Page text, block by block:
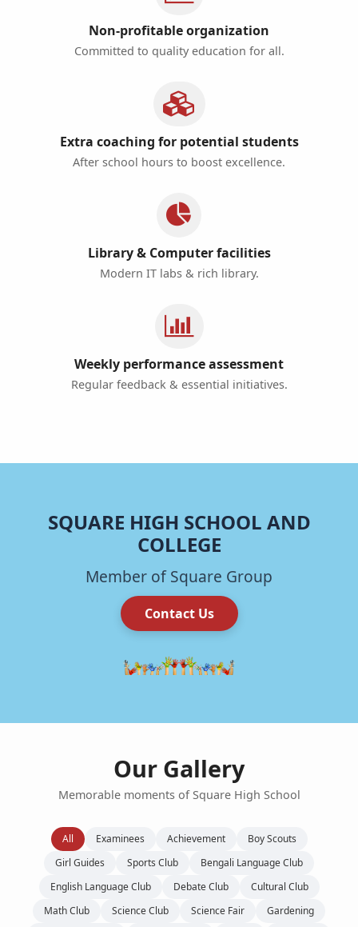
Non-profitable organization
Committed to quality education for all.
Extra coaching for potential students
After school hours to boost excellence.
Library & Computer facilities
Modern IT labs & rich library.
Weekly performance assessment
Regular feedback & essential initiatives.
SQUARE HIGH SCHOOL AND
COLLEGE
Member of Square Group
Contact Us
Our Gallery
Memorable moments of Square High School
All Examinees Achievement
Boy Scouts
Girl Guides
Sports Club
Bengali Language Club
English Language Club
Debate Club
Cultural Club
Math Club
Science Club Science Fair Gardening